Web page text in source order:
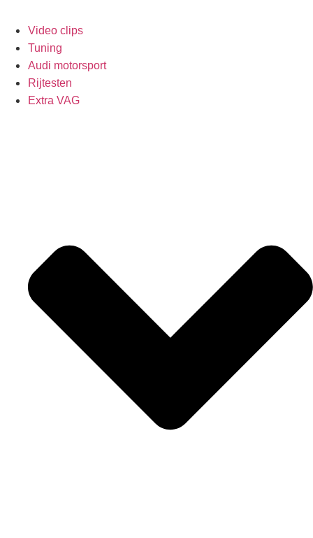
Video clips
Tuning
Audi motorsport
Rijtesten
Extra VAG